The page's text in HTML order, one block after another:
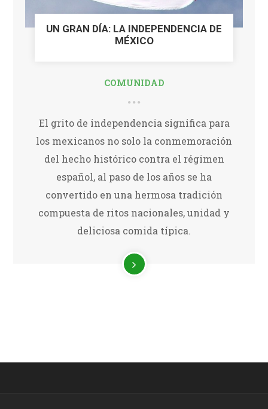
UN GRAN DÍA: LA INDEPENDENCIA DE
MÉXICO
COMUNIDAD
El grito de independencia significa para
los mexicanos no solo la conmemoración
del hecho histórico contra el régimen
español, al paso de los años se ha
convertido en una hermosa tradición
compuesta de ritos nacionales, unidad y
deliciosa comida típica.